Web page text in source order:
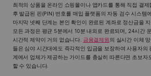
최적의 상품을 온라인 쇼핑몰이나 앱카드를 통해 직접 결
후 발급된 핀(PIN) 번호를 매입 플랫폼의 자동 검수 시스템
마지막 넷째 단계는 본인 확인이 완료된 계좌로 정산금을
모든 과정은 평균 5분에서 10분 내외로 완료되며, 24시간
시간적 제약이 거의 없습니다. 금융결제원의 실시간 이체
들은 심야 시간대에도 즉각적인 입금을 보장하여 사용자의
계에서 업체가 제공하는 가이드를 충실히 따른다면 초보자
할 수 있습니다.